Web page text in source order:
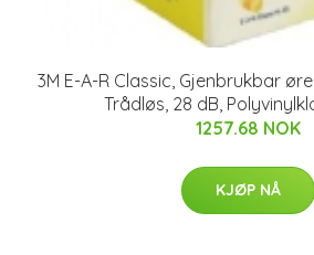
3M E-A-R Classic, Gjenbrukbar
Trådløs, 28 dB,
1257.68 NOK
KJØP NÅ